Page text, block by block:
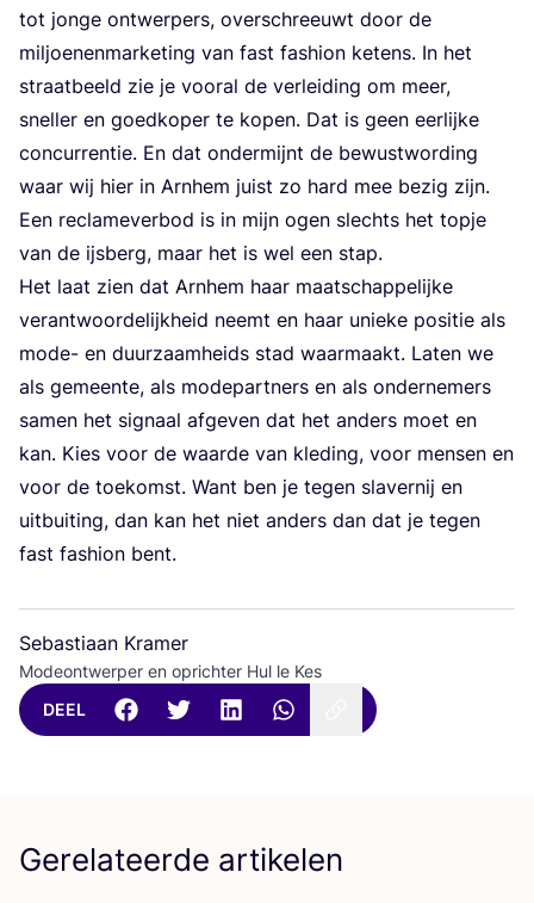
tot jon­ge ont­wer­pers, over­schreeuwt door de
mil­joe­nen­mar­ke­ting van fast fas­hi­on ketens. In het
straat­beeld zie je voor­al de ver­lei­ding om meer,
snel­ler en goed­ko­per te kopen. Dat is geen eer­lij­ke
con­cur­ren­tie. En dat onder­mijnt de bewust­wor­ding
waar wij hier in Arn­hem juist zo hard mee bezig zijn.
Een recla­me­ver­bod is in mijn ogen slechts het top­je
van de ijs­berg, maar het is wel een stap.
Het laat zien dat Arn­hem haar maat­schap­pe­lij­ke
ver­ant­woor­de­lijk­heid neemt en haar unie­ke posi­tie als
mode- en duur­zaam­heids stad waar­maakt. Laten we
als gemeen­te, als mode­part­ners en als onder­ne­mers
samen het sig­naal afge­ven dat het anders moet en
kan. Kies voor de waar­de van kle­ding, voor men­sen en
voor de toe­komst. Want ben je tegen sla­ver­nij en
uit­bui­ting, dan kan het niet anders dan dat je tegen
fast fas­hi­on bent.
Sebastiaan Kramer
Modeontwerper en oprichter Hul le Kes
DEEL
Gerelateerde artikelen